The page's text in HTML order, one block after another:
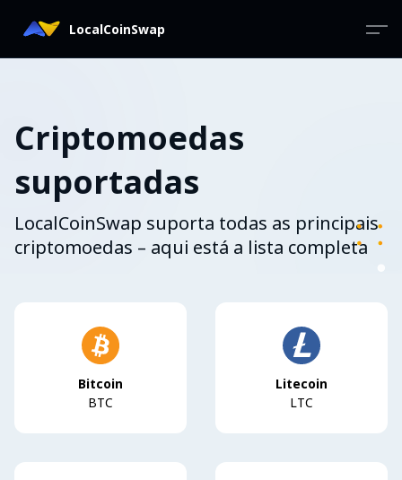
LocalCoinSwap
Criptomoedas
suportadas
LocalCoinSwap suporta todas as principais
criptomoedas – aqui está a lista completa
Bitcoin
BTC
Litecoin
LTC